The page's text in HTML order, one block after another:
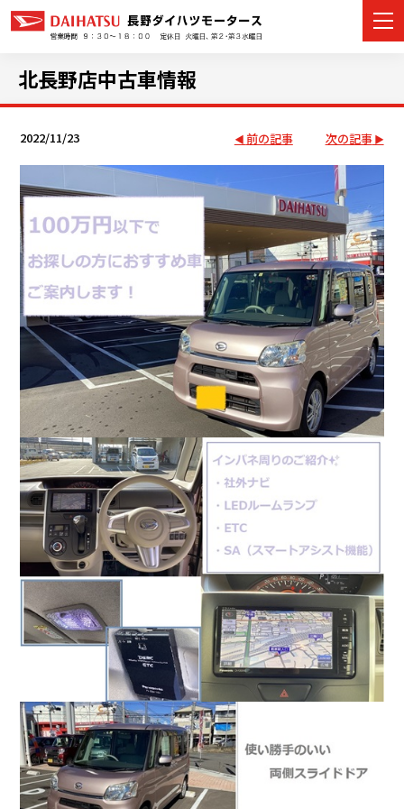
カーラインナップ
展示車・試乗車
店舗情報
イベント・キャンペーン
ご購入者サポート
アフターサポート
会社情報
お問
北長野店中古車情報
2022/11/23 前の記事 次の記事